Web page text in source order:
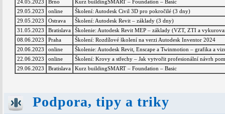
24.05.2023
Brno
Kurz buildingSMART – Foundation – Basic
29.05.2023
online
Školení: Autodesk Civil 3D pro pokročilé (3 dny)
29.05.2023
Ostrava
Školení: Autodesk Revit – základy (3 dny)
31.05.2023
Bratislava
Školenie: Autodesk Revit MEP – základy (VZT, ZTI a
08.06.2023
Praha
Školení: Rozdílové školení na verzi Autodesk Inventor 2024
20.06.2023
online
Školenie: Autodesk Revit, Enscape a Twinmotion – grafika a
22.06.2023
online
Školení: Krovy a střechy – Jak vytvořit profesionální návrh
29.06.2023
Bratislava Kurz buildingSMART – Foundation – Basic
Podpora, tipy a triky